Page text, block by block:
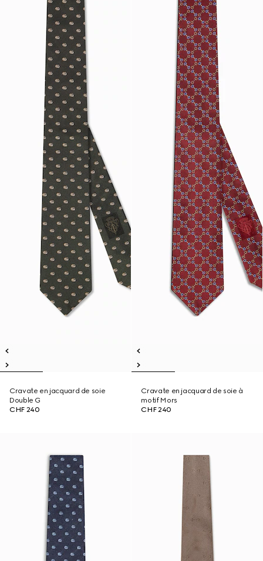
Cravate en jacquard de soie
Double G
CHF 240
Cravate en jacquard de soie à
motif Mors
CHF 240